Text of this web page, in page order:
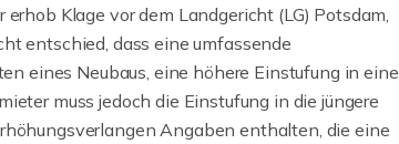
Klage vor dem Landgericht (LG) Potsdam,
entschied, dass eine umfassende
eines Neubaus, eine höhere Einstufung in eine
muss jedoch die Einstufung in die jüngere
Angaben enthalten, die eine